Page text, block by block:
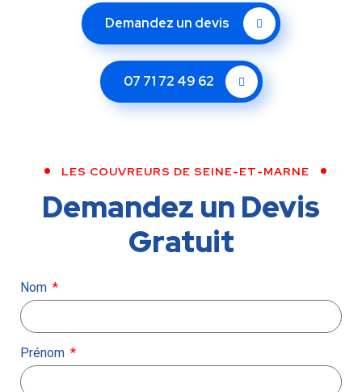
Demandez un devis
07 71 72 49 62
LES COUVREURS DE SEINE-ET-MARNE
Demandez un Devis
Gratuit
Nom
Prénom